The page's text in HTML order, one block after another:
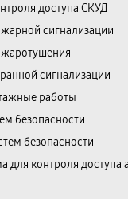
доступа СКУД
сигнализации
сигнализации
работы
безопасности
безопасности
для контроля доступа